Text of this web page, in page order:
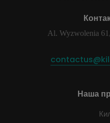
Al. Wyzwolenia
Наша